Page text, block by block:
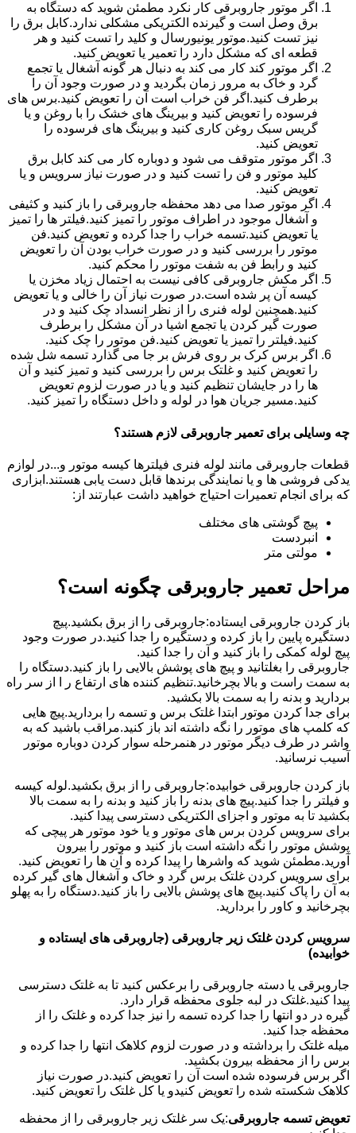
اگر موتور جاروبرقی کار نکرد مطمئن شوید که دستگاه به
برق وصل است و گیرنده الکتریکی مشکلی ندارد.کابل برق را
نیز تست کنید.موتور یونیورسال و کلید را تست کنید و هر
قطعه ای که مشکل دارد را تعمیر یا تعویض کنید.
اگر موتور کند کار می کند به دنبال هر گونه آشغال یا تجمع
گرد و خاک به مرور زمان بگردید و در صورت وجود آن را
برطرف کنید.اگر فن خراب است آن را تعویض کنید.برس های
فرسوده را تعویض کنید و بیرینگ های خشک را با روغن و یا
گریس سبک روغن کاری کنید و بیرینگ های فرسوده را
تعویض کنید.
اگر موتور متوقف می شود و دوباره کار می کند کابل برق
کلید موتور و فن را تست کنید و در صورت نیاز سرویس و یا
تعویض کنید.
اگر موتور صدا می دهد محفظه جاروبرقی را باز کنید و کثیفی
و آشغال موجود در اطراف موتور را تمیز کنید.فیلتر ها را تمیز
یا تعویض کنید.تسمه خراب را جدا کرده و تعویض کنید.فن
موتور را بررسی کنید و در صورت خراب بودن آن را تعویض
کنید و رابط فن به شفت موتور را محکم کنید.
اگر مکش جاروبرقی کافی نیست به احتمال زیاد مخزن یا
کیسه آن پر شده است.در صورت نیاز آن را خالی و یا تعویض
کنید.همچنین لوله فنری را از نظر انسداد چک کنید و در
صورت گیر کردن یا تجمع اشیا در آن مشکل را برطرف
کنید.فیلتر را تمیز یا تعویض کنید.فن موتور را چک کنید.
اگر برس کرک بر روی فرش بر جا می گذارد تسمه شل شده
را تعویض کنید و غلتک برس را بررسی کنید و تمیز کنید و آن
ها را در جایشان تنظیم کنید و یا در صورت لزوم تعویض
کنید.مسیر جریان هوا در لوله و داخل دستگاه را تمیز کنید.
چه وسایلی برای تعمیر جاروبرقی لازم هستند؟
قطعات جاروبرقی مانند لوله فنری فیلترها کیسه موتور و...در لوازم
یدکی فروشی ها و یا نمایندگی برندها قابل دست یابی هستند.ابزاری
که برای انجام تعمیرات احتیاج خواهید داشت عبارتند از:
پیچ گوشتی های مختلف
انبردست
مولتی متر
مراحل تعمیر جاروبرقی چگونه است؟
باز کردن جاروبرقی ایستاده:جاروبرقی را از برق بکشید.پیچ
دستگیره پایین را باز کرده و دستگیره را جدا کنید.در صورت وجود
پیچ لوله کمکی را باز کنید و آن را جدا کنید.
جاروبرقی را بغلتانید و پیچ های پوشش بالایی را باز کنید.دستگاه را
به سمت راست و بالا بچرخانید.تنظیم کننده های ارتفاع ر ا از سر راه
بردارید و بدنه را به سمت بالا بکشید.
برای جدا کردن موتور ابتدا غلتک برس و تسمه را بردارید.پیچ هایی
که کلمپ های موتور را نگه داشته اند باز کنید.مراقب باشید که به
واشر در طرف دیگر موتور در هنمرحله سوار کردن دوباره موتور
آسیب نرسانید.
باز کردن جاروبرقی خوابیده:جاروبرقی را از برق بکشید.لوله کیسه
و فیلتر را جدا کنید.پیچ های بدنه را باز کنید و بدنه را به سمت بالا
بکشید تا به موتور و اجزای الکتریکی دسترسی پیدا کنید.
برای سرویس کردن برس های موتور و یا خود موتور هر پیچی که
پوشش موتور را نگه داشته است باز کنید و موتور را بیرون
آورید.مطمئن شوید که واشرها را پیدا کرده و آن ها را تعویض کنید.
برای سرویس کردن غلتک برس گرد و خاک و آشغال های گیر کرده
به آن را پاک کنید.پیچ های پوشش بالایی را باز کنید.دستگاه را به پهلو
بچرخانید و کاور را بردارید.
سرویس کردن غلتک زیر جاروبرقی (جاروبرقی های ایستاده و
خوابیده)
جاروبرقی یا دسته جاروبرقی را برعکس کنید تا به غلتک دسترسی
پیدا کنید.غلتک در لبه جلوی محفظه قرار دارد.
گیره در دو انتها را جدا کرده تسمه را نیز جدا کرده و غلتک را از
محفظه جدا کنید.
میله غلتک را برداشته و در صورت لزوم کلاهک انتها را جدا کرده و
برس را از محفظه بیرون بکشید.
اگر برس فرسوده شده است آن را تعویض کنید.در صورت نیاز
کلاهک شکسته شده را تعویض کنیدو یا کل غلتک را تعویض کنید.
تعویض تسمه جاروبرقی:یک سر غلتک زیر جاروبرقی را از محفظه